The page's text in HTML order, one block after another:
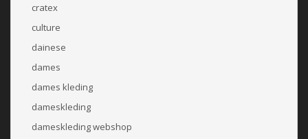
cratex
culture
dainese
dames
dames kleding
dameskleding
dameskleding webshop